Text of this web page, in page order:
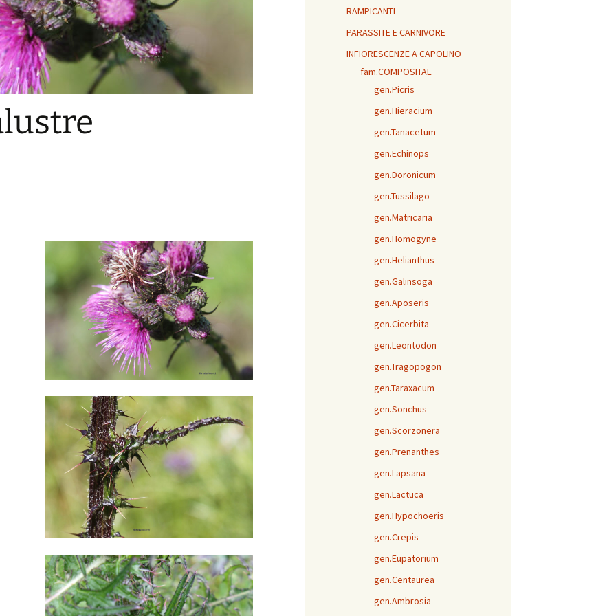
RAMPICANTI
PARASSITE E CARNIVORE
INFIORESCENZE A CAPOLINO
fam.COMPOSITAE
gen.Picris
gen.Hieracium
gen.Tanacetum
gen.Echinops
gen.Doronicum
gen.Tussilago
gen.Matricaria
gen.Homogyne
gen.Helianthus
gen.Galinsoga
gen.Aposeris
gen.Cicerbita
gen.Leontodon
gen.Tragopogon
gen.Taraxacum
gen.Sonchus
gen.Scorzonera
gen.Prenanthes
gen.Lapsana
gen.Lactuca
gen.Hypochoeris
gen.Crepis
gen.Eupatorium
gen.Centaurea
gen.Ambrosia